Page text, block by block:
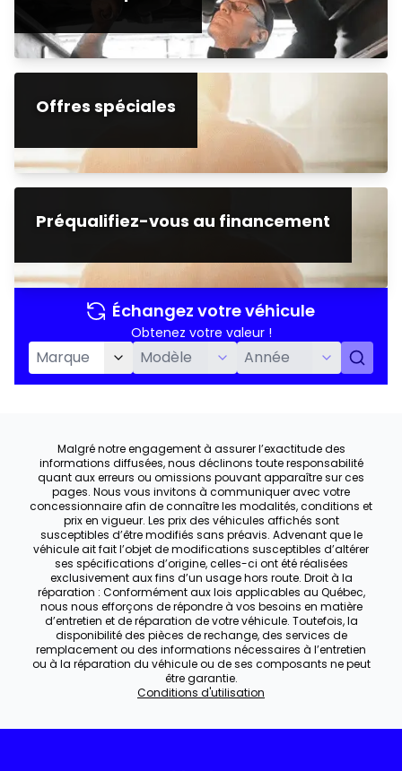
Offres spéciales
Préqualifiez-vous au financement
Échangez votre véhicule
Obtenez votre valeur !
Malgré notre engagement à assurer l’exactitude des
informations diffusées, nous déclinons toute responsabilité
quant aux erreurs ou omissions pouvant apparaître sur ces
pages. Nous vous invitons à communiquer avec votre
concessionnaire afin de connaître les modalités, conditions et
prix en vigueur. Les prix des véhicules affichés sont
susceptibles d’être modifiés sans préavis. Advenant que le
véhicule ait fait l’objet de modifications susceptibles d’altérer
ses spécifications d’origine, celles-ci ont été réalisées
exclusivement aux fins d’un usage hors route. Droit à la
réparation : Conformément aux lois applicables au Québec,
nous nous efforçons de répondre à vos besoins en matière
d’entretien et de réparation de votre véhicule. Toutefois, la
disponibilité des pièces de rechange, des services de
remplacement ou des informations nécessaires à l’entretien
ou à la réparation du véhicule ou de ses composants ne peut
être garantie.
Conditions d'utilisation